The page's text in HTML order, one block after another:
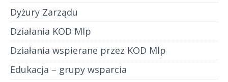
Dyżury Zarządu
Działania KOD Mlp
Działania wspierane przez KOD Mlp
Edukacja – grupy wsparcia